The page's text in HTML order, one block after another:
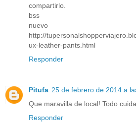
compartirlo.
bss
nuevo
http://
ux-leather-pants.html
Responder
Pitufa 25 de febrero de 2014 a
Que maravilla de local! Todo
Responder